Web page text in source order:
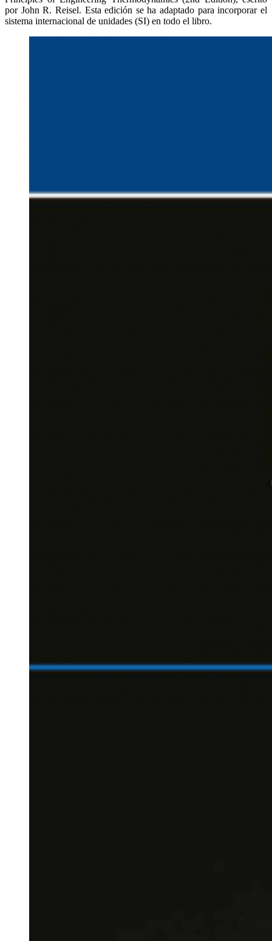
por John R. Reisel. Esta edición se ha adaptado para incorporar el
sistema internacional de unidades (SI) en todo el libro.